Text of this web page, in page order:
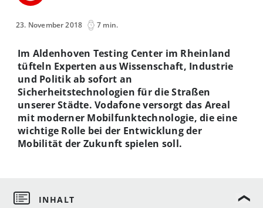
23. November 2018 7 min.
Im Aldenhoven Testing Center im Rheinland
tüfteln Experten aus Wissenschaft, Industrie
und Politik ab sofort an
Sicherheitstechnologien für die Straßen
unserer Städte. Vodafone versorgt das Areal
mit moderner Mobilfunktechnologie, die eine
wichtige Rolle bei der Entwicklung der
Mobilität der Zukunft spielen soll.